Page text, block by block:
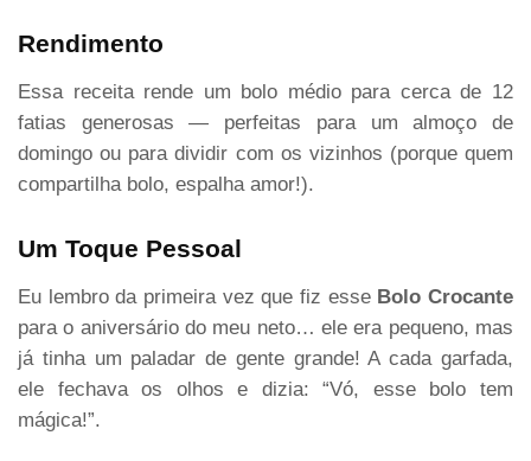
Rendimento
Essa receita rende um bolo médio para cerca de 12
fatias generosas — perfeitas para um almoço de
domingo ou para dividir com os vizinhos (porque quem
compartilha bolo, espalha amor!).
Um Toque Pessoal
Eu lembro da primeira vez que fiz esse Bolo Crocante
para o aniversário do meu neto… ele era pequeno, mas
já tinha um paladar de gente grande! A cada garfada,
ele fechava os olhos e dizia: “Vó, esse bolo tem
mágica!”.